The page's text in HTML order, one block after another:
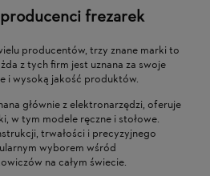
frezarek
producentów, trzy znane marki to
z tych firm jest uznana za swoje
i wysoką jakość produktów.
głównie z elektronarzędzi, oferuje
w tym modele ręczne i stołowe.
trwałości i precyzyjnego
wyborem wśród
na całym świecie.